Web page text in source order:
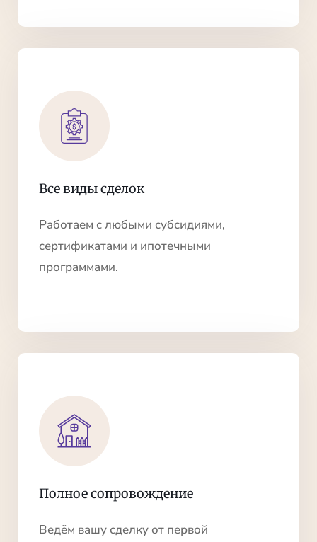
Все виды сделок
Работаем с любыми субсидиями,
сертификатами и ипотечными
программами.
Полное сопровождение
Ведём вашу сделку от первой